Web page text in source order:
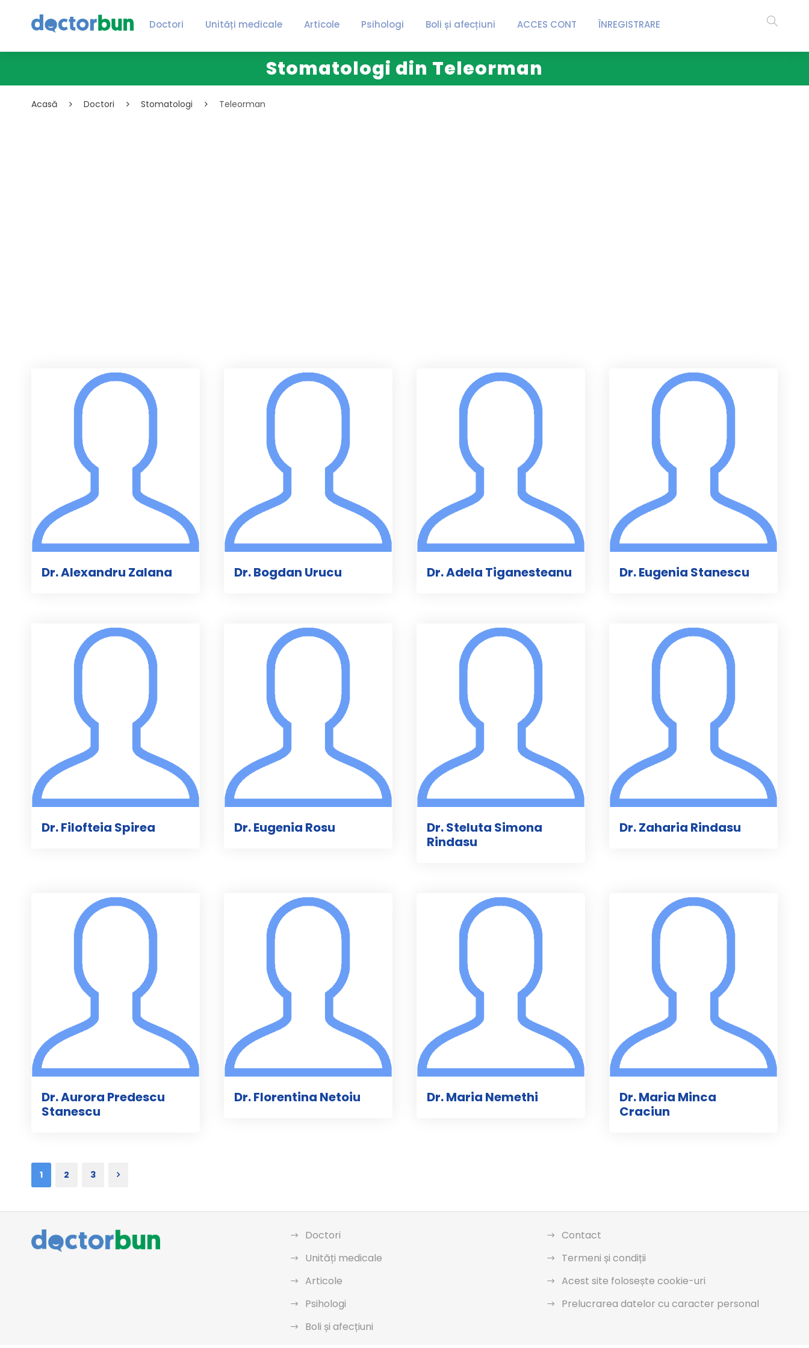
Doctori Unități medicale Articole Psihologi Boli și afecțiuni ACCES CONT ÎNREGISTRARE
Stomatologi din Teleorman
Acasă Doctori Stomatologi Teleorman
Dr. Alexandru Zalana Dr. Bogdan Urucu Dr. Adela Tiganesteanu Dr. Eugenia Stanescu
Dr. Filofteia Spirea Dr. Eugenia Rosu
Dr. Steluta Simona
Rindasu
Dr. Zaharia Rindasu
Dr. Aurora Predescu
Stanescu
Dr. Florentina Netoiu Dr. Maria Nemethi
Dr. Maria Minca
Craciun
1 2 3
Doctori
Unități medicale
Articole
Psihologi
Boli și afecțiuni
Contact
Termeni și condiții
Acest site folosește cookie-uri
Prelucrarea datelor cu caracter personal